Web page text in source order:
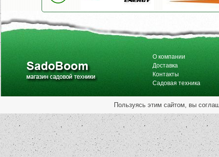
О компании
Доставка
Контакты
Садовая техника
Пользуясь этим сайтом, вы